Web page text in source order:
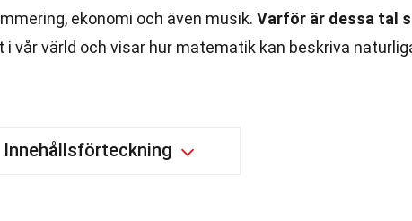
ekonomi och även musik. Varför är dessa tal
i vår värld och visar hur matematik kan beskriva
Innehållsförteckning